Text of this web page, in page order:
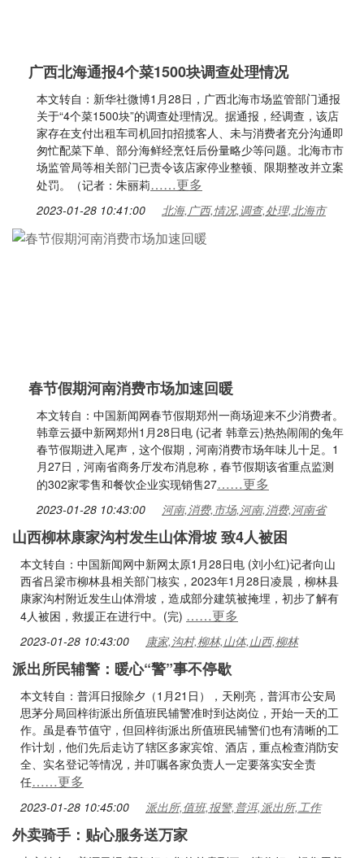
广西北海通报4个菜1500块调查处理情况
本文转自：新华社微博1月28日，广西北海市场监管部门通报
关于“4个菜1500块”的调查处理情况。据通报，经调查，该店
家存在支付出租车司机回扣招揽客人、未与消费者充分沟通即
匆忙配菜下单、部分海鲜经烹饪后份量略少等问题。北海市市
场监管局等相关部门已责令该店家停业整顿、限期整改并立案
处罚。（记者：朱丽莉……更多
2023-01-28 10:41:00 北海,广西,情况,调查,处理,北海市
春节假期河南消费市场加速回暖
本文转自：中国新闻网春节假期郑州一商场迎来不少消费者。
韩章云摄中新网郑州1月28日电 (记者 韩章云)热热闹闹的兔年
春节假期进入尾声，这个假期，河南消费市场年味儿十足。1
月27日，河南省商务厅发布消息称，春节假期该省重点监测
的302家零售和餐饮企业实现销售27……更多
2023-01-28 10:43:00 河南,消费,市场,河南,消费,河南省
山西柳林康家沟村发生山体滑坡 致4人被困
本文转自：中国新闻网中新网太原1月28日电 (刘小红)记者向山
西省吕梁市柳林县相关部门核实，2023年1月28日凌晨，柳林县
康家沟村附近发生山体滑坡，造成部分建筑被掩埋，初步了解有
4人被困，救援正在进行中。(完) ……更多
2023-01-28 10:43:00 康家,沟村,柳林,山体,山西,柳林
派出所民辅警：暖心“警”事不停歇
本文转自：普洱日报除夕（1月21日），天刚亮，普洱市公安局
思茅分局回梓街派出所值班民辅警准时到达岗位，开始一天的工
作。虽是春节值守，但回梓街派出所值班民辅警们也有清晰的工
作计划，他们先后走访了辖区多家宾馆、酒店，重点检查消防安
全、实名登记等情况，并叮嘱各家负责人一定要落实安全责
任……更多
2023-01-28 10:45:00 派出所,值班,报警,普洱,派出所,工作
外卖骑手：贴心服务送万家